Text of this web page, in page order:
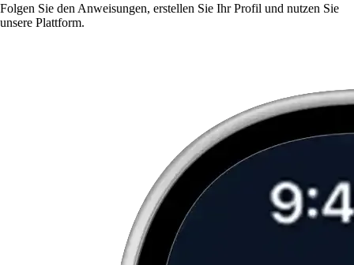
Folgen Sie den Anweisungen, erstellen Sie Ihr Profil und nutzen Sie
unsere Plattform.